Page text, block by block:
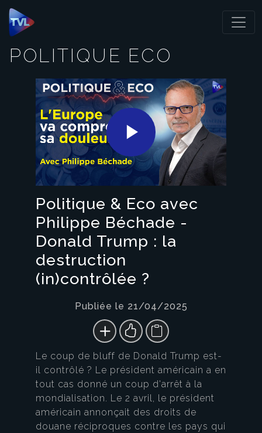
Panneau de gestion des cookies
POLITIQUE ECO
Play
Video
Politique & Eco avec
Philippe Béchade -
Donald Trump : la
destruction
(in)contrôlée ?
Publiée le 21/04/2025
Le coup de bluff de Donald Trump est-
il contrôlé ? Le président américain a en
tout cas donné un coup d'arrêt à la
mondialisation. Le 2 avril, le président
américain annonçait des droits de
douane réciproques contre les pays qui